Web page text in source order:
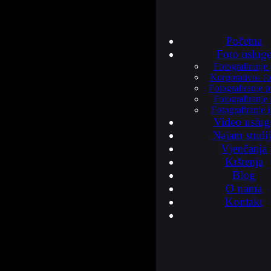
Početna
Foto usluge
Fotografiranje
Korporativna
Fotografiranje
Fotografiranje
Fotografiranje
Video
Najam
Vjenčanja
Krštenja
Blog
O nama
Kontakt
Milana Ogrizovića
Kontakt
+385 91
Slobodno nas
Email